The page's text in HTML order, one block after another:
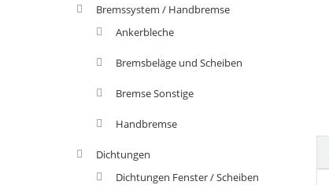
Bremssystem / Handbremse
Ankerbleche
Bremsbeläge und Scheiben
Bremse Sonstige
Handbremse
Dichtungen
Dichtungen Fenster / Scheiben